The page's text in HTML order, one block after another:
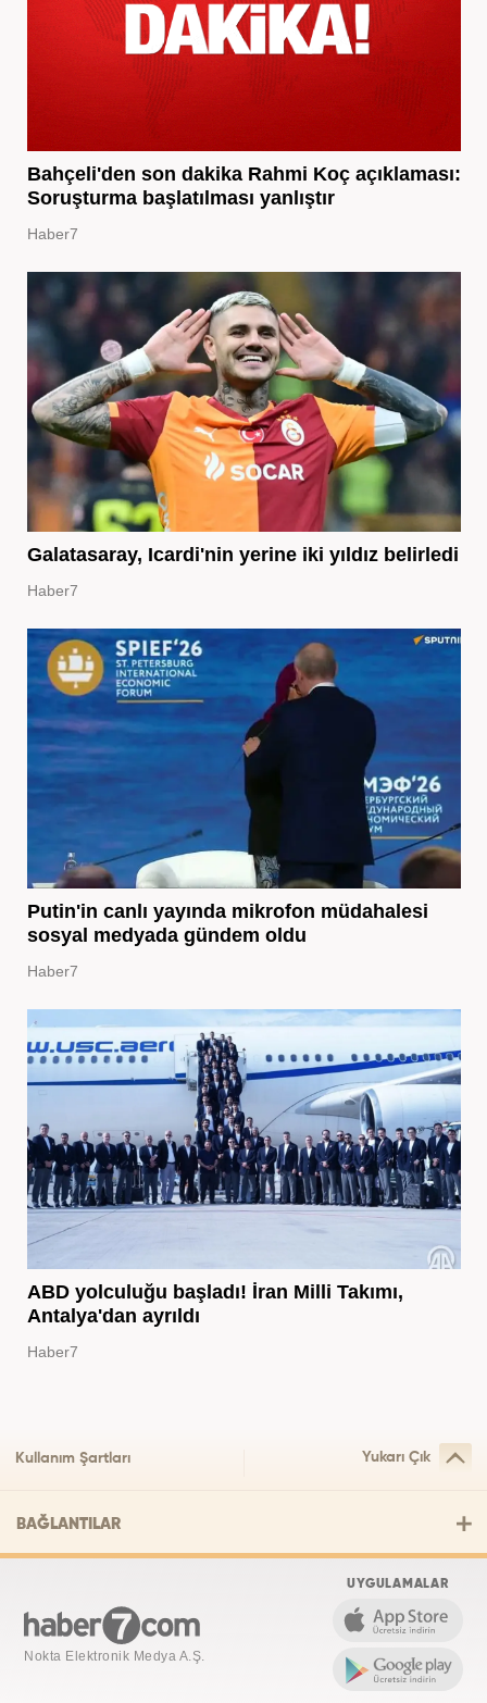
Bahçeli'den son dakika Rahmi Koç açıklaması:
Soruşturma başlatılması yanlıştır
Haber7
Galatasaray, Icardi'nin yerine iki yıldız belirledi
Haber7
Putin'in canlı yayında mikrofon müdahalesi
sosyal medyada gündem oldu
Haber7
ABD yolculuğu başladı! İran Milli Takımı,
Antalya'dan ayrıldı
Haber7
Kullanım Şartları Yukarı Çık
BAĞLANTILAR
Nokta Elektronik Medya A.Ş.
UYGULAMALAR